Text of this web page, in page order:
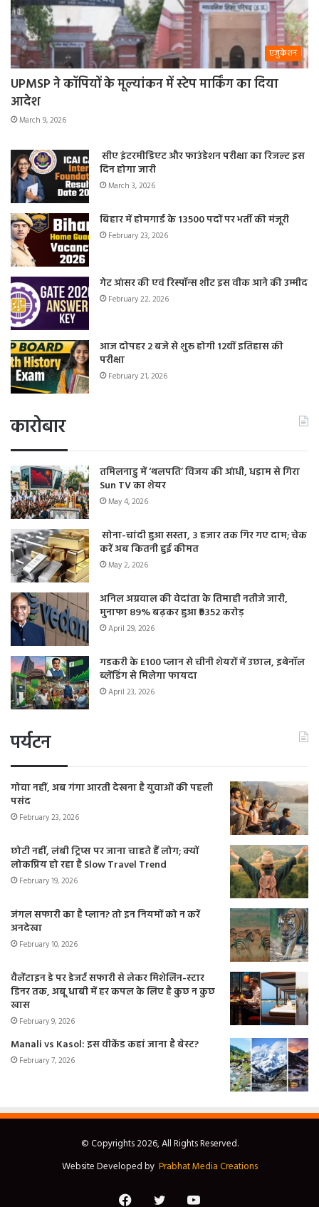
एजुकेशन
UPMSP ने कॉपियों के मूल्यांकन में स्टेप मार्किंग का दिया
आदेश
March 9, 2026
सीए इंटरमीडिएट और फाउंडेशन परीक्षा का रिजल्ट इस
दिन होगा जारी
March 3, 2026
बिहार में होमगार्ड के 13500 पदों पर भर्ती की मंजूरी
February 23, 2026
गेट आंसर की एवं रिस्पॉन्स शीट इस वीक आने की उम्मीद
February 22, 2026
आज दोपहर 2 बजे से शुरू होगी 12वीं इतिहास की
परीक्षा
February 21, 2026
कारोबार
तमिलनाडु में ‘थलपति’ विजय की आंधी, धड़ाम से गिरा
Sun TV का शेयर
May 4, 2026
सोना-चांदी हुआ सस्ता, 3 हजार तक गिर गए दाम; चेक
करें अब कितनी हुई कीमत
May 2, 2026
अनिल अग्रवाल की वेदांता के तिमाही नतीजे जारी,
मुनाफा 89% बढ़कर हुआ ₹9352 करोड़
April 29, 2026
गडकरी के E100 प्लान से चीनी शेयरों में उछाल, इथेनॉल
ब्लेंडिंग से मिलेगा फायदा
April 23, 2026
पर्यटन
गोवा नहीं, अब गंगा आरती देखना है युवाओं की पहली
पसंद
February 23, 2026
छोटी नहीं, लंबी ट्रिप्स पर जाना चाहते हैं लोग; क्यों
लोकप्रिय हो रहा है Slow Travel Trend
February 19, 2026
जंगल सफारी का है प्लान? तो इन नियमों को न करें
अनदेखा
February 10, 2026
वैलेंटाइन डे पर डेजर्ट सफारी से लेकर मिशेलिन-स्टार
डिनर तक, अबू धाबी में हर कपल के लिए है कुछ न कुछ
खास
February 9, 2026
Manali vs Kasol: इस वीकेंड कहां जाना है बेस्ट?
February 7, 2026
© Copyrights 2026, All Rights Reserved.
Website Developed by Prabhat Media Creations
FacebookTwitterYouTube